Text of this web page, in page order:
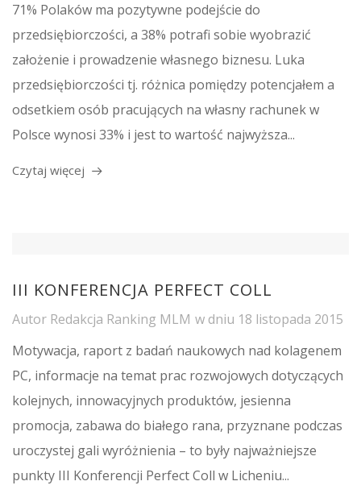
71% Polaków ma pozytywne podejście do
przedsiębiorczości, a 38% potrafi sobie wyobrazić
założenie i prowadzenie własnego biznesu. Luka
przedsiębiorczości tj. różnica pomiędzy potencjałem a
odsetkiem osób pracujących na własny rachunek w
Polsce wynosi 33% i jest to wartość najwyższa...
Czytaj więcej
III KONFERENCJA PERFECT COLL
Autor Redakcja Ranking MLM w dniu 18 listopada 2015
Motywacja, raport z badań naukowych nad kolagenem
PC, informacje na temat prac rozwojowych dotyczących
kolejnych, innowacyjnych produktów, jesienna
promocja, zabawa do białego rana, przyznane podczas
uroczystej gali wyróżnienia – to były najważniejsze
punkty III Konferencji Perfect Coll w Licheniu...